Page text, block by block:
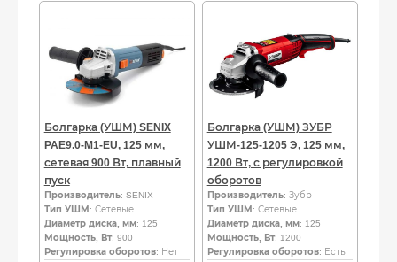
Болгарка (УШМ) SENIX
PAE9.0-M1-EU, 125 мм,
сетевая 900 Вт, плавный
пуск
Производитель: SENIX
Тип УШМ : Сетевые
Диаметр диска, мм: 125
Мощность, Вт: 900
Регулировка оборотов: Нет
Болгарка (УШМ) ЗУБР
УШМ-125-1205 Э, 125 мм,
1200 Вт, с регулировкой
оборотов
Производитель: Зубр
Тип УШМ : Сетевые
Диаметр диска, мм: 125
Мощность, Вт: 1200
Регулировка оборотов: Есть